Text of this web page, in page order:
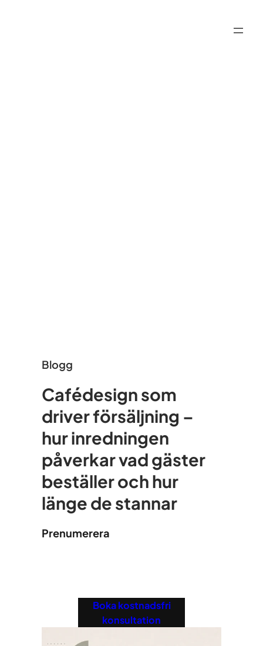
Blogg
Cafédesign som
driver försäljning –
hur inredningen
påverkar vad gäster
beställer och hur
länge de stannar
Prenumerera
Boka kostnadsfri
konsultation